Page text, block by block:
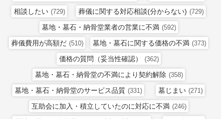
相談したい (729) 葬儀に関する対応相談(分からない) (729)
墓地・墓石・納骨堂業者の営業に不満 (592)
葬儀費用が高額だ (510) 墓地・墓石に関する価格の不満 (373)
価格の質問（妥当性確認） (362)
墓地・墓石・納骨堂の不満により契約解除 (358)
墓地・墓石・納骨堂のサービス品質 (331) 墓じまい (271)
互助会に加入・積立していたのに対応に不満 (246)